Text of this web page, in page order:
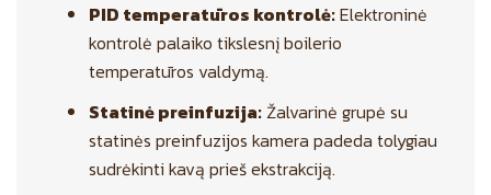
PID temperatūros kontrolė:Elektroninė
kontrolė palaiko tikslesnį boilerio
temperatūros valdymą.
Statinė preinfuzija:Žalvarinė grupė su
statinės preinfuzijos kamera padeda tolygiau
sudrėkinti kavą prieš ekstrakciją.